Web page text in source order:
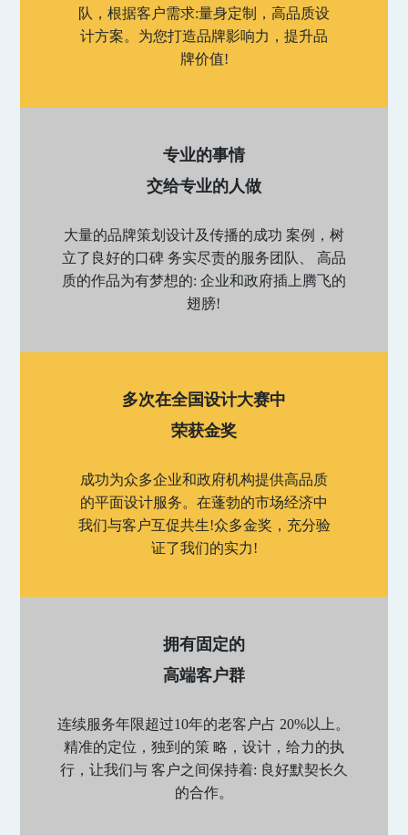
队，根据客户需求:量身定制，高品质设
计方案。为您打造品牌影响力，提升品
牌价值!
专业的事情
交给专业的人做
大量的品牌策划设计及传播的成功 案例，树
立了良好的口碑 务实尽责的服务团队、 高品
质的作品为有梦想的: 企业和政府插上腾飞的
翅膀!
多次在全国设计大赛中
荣获金奖
成功为众多企业和政府机构提供高品质
的平面设计服务。在蓬勃的市场经济中
我们与客户互促共生!众多金奖，充分验
证了我们的实力!
拥有固定的
高端客户群
连续服务年限超过10年的老客户占 20%以上。
精准的定位，独到的策 略，设计，给力的执
行，让我们与 客户之间保持着: 良好默契长久
的合作。